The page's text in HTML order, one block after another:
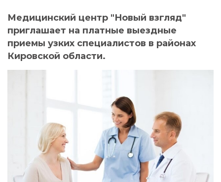
Медицинский центр "Новый взгляд"
приглашает на платные выездные
приемы узких специалистов в районах
Кировской области.